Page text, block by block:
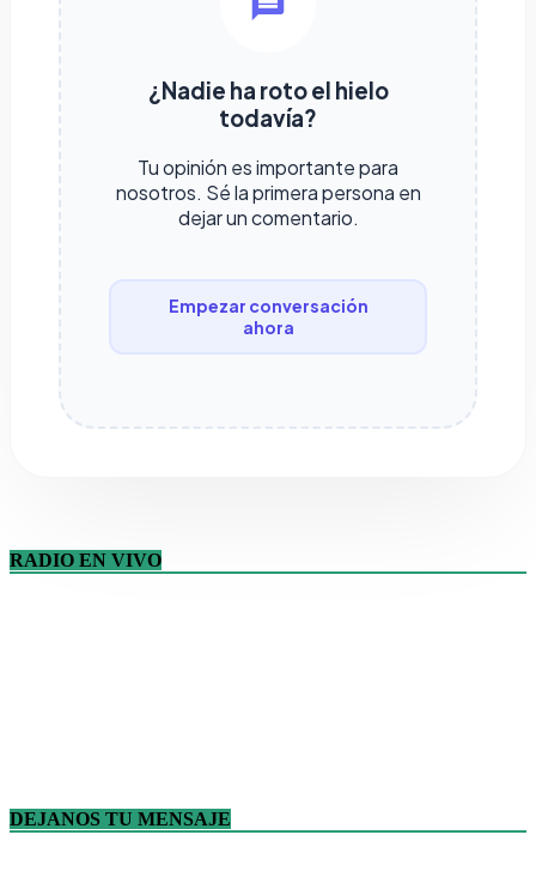
¿Nadie ha roto el hielo
todavía?
Tu opinión es importante para
nosotros. Sé la primera persona en
dejar un comentario.
Empezar conversación
ahora
RADIO EN VIVO
DEJANOS TU MENSAJE